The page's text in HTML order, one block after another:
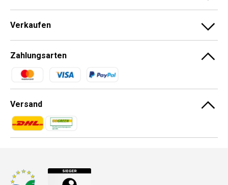
Verkaufen
Zahlungsarten
Zahlungsmethoden
Versand
Zahlungsmethoden
Zahlungsmethoden